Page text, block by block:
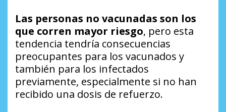
Las personas no vacunadas son los
que corren mayor riesgo, pero esta
tendencia tendría consecuencias
preocupantes para los vacunados y
también para los infectados
previamente, especialmente si no han
recibido una dosis de refuerzo.